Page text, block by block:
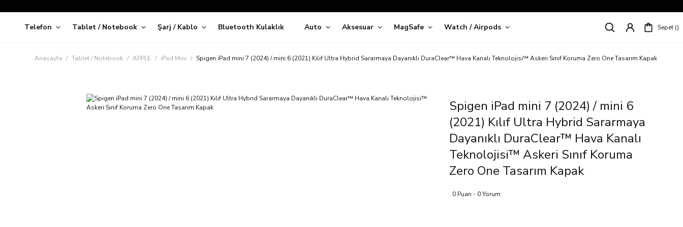
Siparişleriniz
5 İş Günü İçerisinde Kargoda!
Kapıda Ödeme Kolaylığı, Kredi Kartı ile Taksitli Hızlı ve Güvenli Alışveriş!
Süper İndirimli Fiyatlar
Telefon Tablet / Notebook Şarj / Kablo Bluetooth Kulaklık Auto Aksesuar MagSafe Watch / Airpods Sepet
Anasayfa Tablet / Notebook APPLE iPad Mini Spigen iPad mini 7 (2024) / mini 6 (2021) Kılıf Ultra Hybrid Sararmaya Dayanıklı DuraClear™ Hava Kanalı Teknolojisi™ Askeri Sınıf Koruma Zero One Tasarım Kapak
Spigen iPad mini 7 (2024) / mini 6
(2021) Kılıf Ultra Hybrid Sararmaya
Dayanıklı DuraClear™ Hava Kanalı
Teknolojisi™ Askeri Sınıf Koruma
Zero One Tasarım Kapak
0 Puan - 0 Yorum